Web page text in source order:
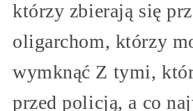
którzy zbierają się
oligarchom, którzy
wymknąć Z tymi,
przed policją, a co